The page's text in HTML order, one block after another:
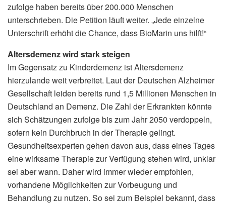
zufolge haben bereits über 200.000 Menschen
unterschrieben. Die Petition läuft weiter. „Jede einzelne
Unterschrift erhöht die Chance, dass BioMarin uns hilft!“
Altersdemenz wird stark steigen
Im Gegensatz zu Kinderdemenz ist Altersdemenz
hierzulande weit verbreitet. Laut der Deutschen Alzheimer
Gesellschaft leiden bereits rund 1,5 Millionen Menschen in
Deutschland an Demenz. Die Zahl der Erkrankten könnte
sich Schätzungen zufolge bis zum Jahr 2050 verdoppeln,
sofern kein Durchbruch in der Therapie gelingt.
Gesundheitsexperten gehen davon aus, dass eines Tages
eine wirksame Therapie zur Verfügung stehen wird, unklar
sei aber wann. Daher wird immer wieder empfohlen,
vorhandene Möglichkeiten zur Vorbeugung und
Behandlung zu nutzen. So sei zum Beispiel bekannt, dass